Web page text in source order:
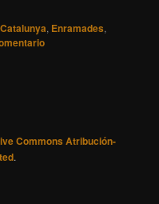
Catalunya, Enramades,
Commons Atribución-
.